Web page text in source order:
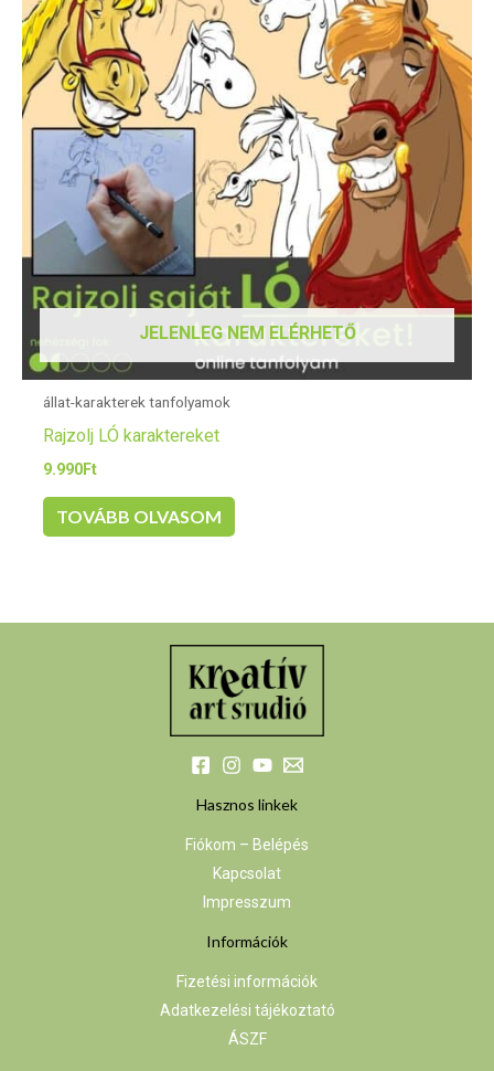
JELENLEG NEM ELÉRHETŐ
állat-karakterek tanfolyamok
Rajzolj LÓ karaktereket
9.990Ft
TOVÁBB OLVASOM
Hasznos linkek
Fiókom – Belépés
Kapcsolat
Impresszum
Információk
Fizetési információk
Adatkezelési tájékoztató
ÁSZF